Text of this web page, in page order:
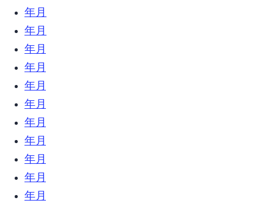
2020年2月 (7)
2020年1月 (7)
2019年12月 (23)
2019年11月 (18)
2019年10月 (24)
2019年9月 (31)
2019年8月 (21)
2019年7月 (9)
2019年6月 (23)
2019年5月 (6)
2019年4月 (12)